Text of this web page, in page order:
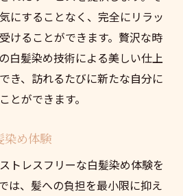
にすることなく、完全にリラッ
けることができます。贅沢な時
白髪染め技術による美しい仕上
き、訪れるたびに新たな自分に
とができます。
染め体験
トレスフリーな白髪染め体験を
は、髪への負担を最小限に抑え